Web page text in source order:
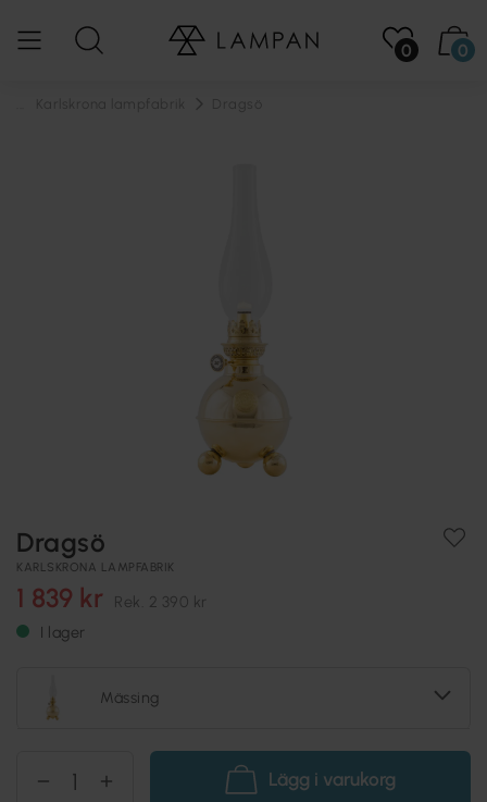
0 0
Dragsö
KARLSKRONA LAMPFABRIK
1 839 kr Rek. 2 390 kr
I lager
Mässing
Lägg i varukorg